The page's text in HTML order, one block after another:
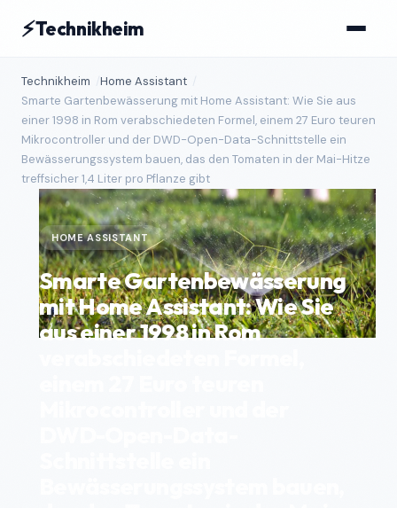
⚡Technikheim
Technikheim
Home Assistant
Smarte Gartenbewässerung mit Home Assistant: Wie Sie aus
einer 1998 in Rom verabschiedeten Formel, einem 27 Euro teuren
Mikrocontroller und der DWD-Open-Data-Schnittstelle ein
Bewässerungssystem bauen, das den Tomaten in der Mai-Hitze
treffsicher 1,4 Liter pro Pflanze gibt
HOME ASSISTANT
Smarte Gartenbewässerung
mit Home Assistant: Wie Sie
aus einer 1998 in Rom